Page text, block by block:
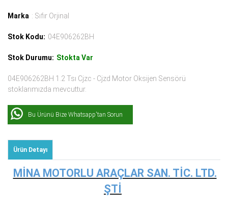
Marka : Sıfır Orjinal
Stok Kodu: 04E906262BH
Stok Durumu: Stokta Var
04E906262BH 1.2 Tsı Cjzc - Cjzd Motor Oksijen Sensörü
stoklarımızda mevcuttur.
Bu Ürünü Bize Whatsapp'tan Sorun
Ürün Detayı
MİNA MOTORLU ARAÇLAR SAN. TİC. LTD.
ŞTİ